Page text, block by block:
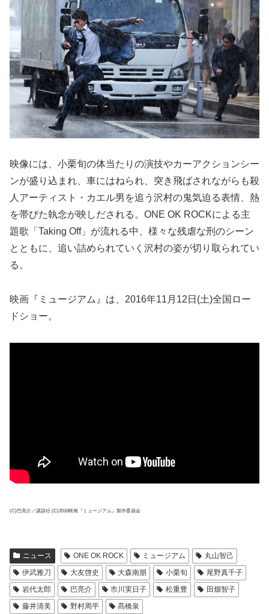
映像には、小栗旬の体当たりの演技やカーアクションシー
ンが盛り込まれ、車にはねられ、突き飛ばされながらも殺
人アーティスト・カエル男を追う沢村の鬼気迫る表情、熱
を帯びた執念が映しだされる。ONE OK ROCKによる主
題歌「Taking Off」が流れる中、様々な残虐な刑のシーン
とともに、追い詰められていく沢村の姿が切り取られてい
る。
映画『ミュージアム』は、2016年11月12日(土)全国ロー
ドショー。
(C)巴亮介／講談社 (C)2016映画『ミュージアム』製作委員会
ニュース ONE OK ROCK ミュージアム
丸山智己
伊武雅刀
大友啓史 大森南朋 小栗旬
尾野真千子
岩代太郎
巴亮介 市川実日子 松重豊
田畑智子
藤井清美
野村周平 髙橋泉